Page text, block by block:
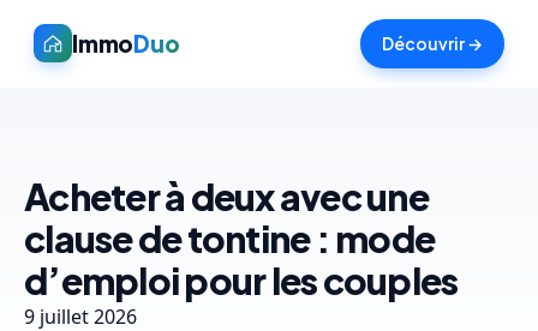
ImmoDuo Découvrir →
Acheter à deux avec une
clause de tontine : mode
d’emploi pour les couples
9 juillet 2026